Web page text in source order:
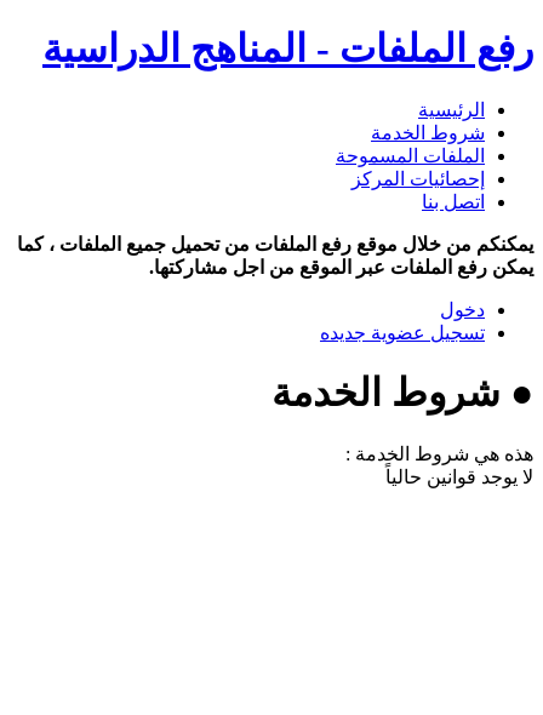
رفع الملفات - المناهج الدراسية
الرئيسية
شروط الخدمة
الملفات المسموحة
إحصائيات المركز
اتصل بنا
يمكنكم من خلال موقع رفع الملفات من تحميل جميع الملفات ، كما
يمكن رفع الملفات عبر الموقع من اجل مشاركتها.
دخول
تسجيل عضوية جديده
● شروط الخدمة
هذه هي شروط الخدمة :
لا يوجد قوانين حالياً